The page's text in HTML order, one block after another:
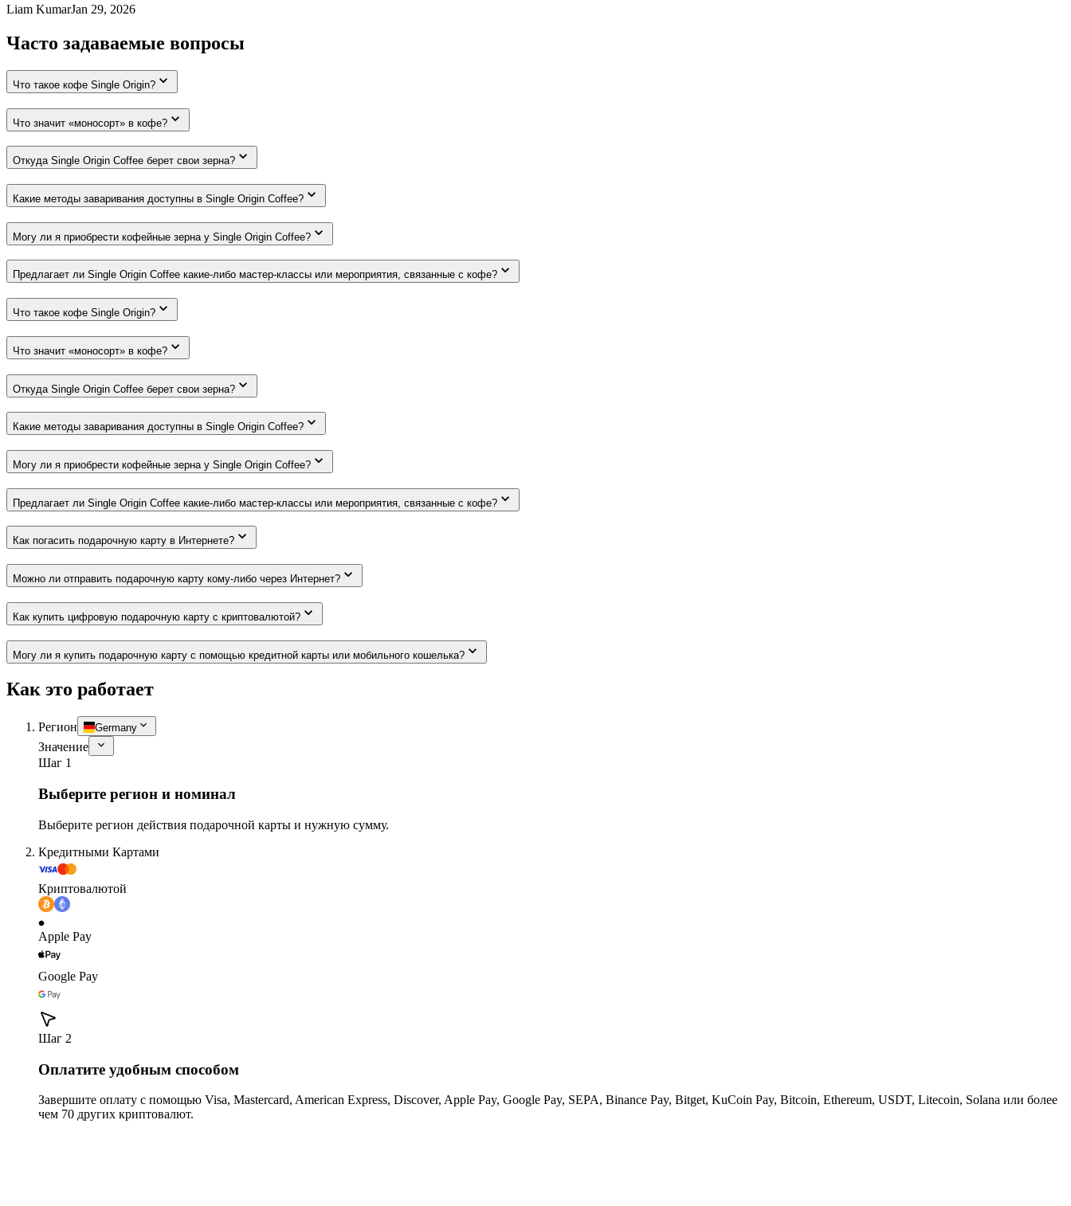
Liam KumarJan 29, 2026
Часто задаваемые вопросы
Что такое кофе Single Origin?
Что значит «моносорт» в кофе?
Откуда Single Origin Coffee берет свои зерна?
Какие методы заваривания доступны в Single Origin Coffee?
Могу ли я приобрести кофейные зерна у Single Origin Coffee?
Предлагает ли Single Origin Coffee какие-либо мастер-классы или мероприятия, связанные с кофе?
Что такое кофе Single Origin?
Что значит «моносорт» в кофе?
Откуда Single Origin Coffee берет свои зерна?
Какие методы заваривания доступны в Single Origin Coffee?
Могу ли я приобрести кофейные зерна у Single Origin Coffee?
Предлагает ли Single Origin Coffee какие-либо мастер-классы или мероприятия, связанные с кофе?
Как погасить подарочную карту в Интернете?
Можно ли отправить подарочную карту кому-либо через Интернет?
Как купить цифровую подарочную карту с криптовалютой?
Могу ли я купить подарочную карту с помощью кредитной карты или мобильного кошелька?
Как это работает
Регион Germany
Значение
Шаг 1
Выберите регион и номинал
Выберите регион действия подарочной карты и нужную сумму.
Кредитными Картами
Криптовалютой
Apple Pay
Google Pay
Шаг 2
Оплатите удобным способом
Завершите оплату с помощью Visa, Mastercard, American Express, Discover, Apple Pay, Google Pay, SEPA, Binance Pay, Bitget, KuCoin Pay, Bitcoin, Ethereum, USDT, Litecoin, Solana или более
чем 70 других криптовалют.